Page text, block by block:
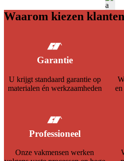
Waarom kiezen
Garantie
U krijgt standaard garantie op
materialen én werkzaamheden
Professioneel
Onze vakmensen werken